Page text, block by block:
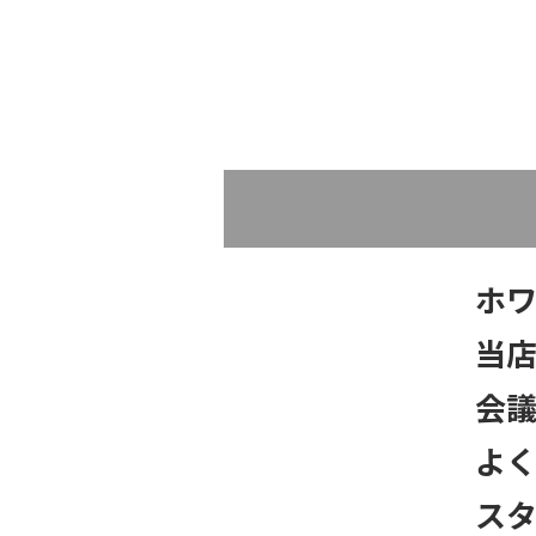
ホ
当
会
よ
ス